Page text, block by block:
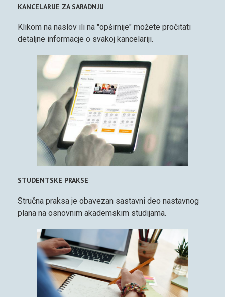
KANCELARIJE ZA SARADNJU
Klikom na naslov ili na "opširnije" možete pročitati
detaljne informacje o svakoj kancelariji.
STUDENTSKE PRAKSE
Stručna praksa je obavezan sastavni deo nastavnog
plana na osnovnim akademskim studijama.